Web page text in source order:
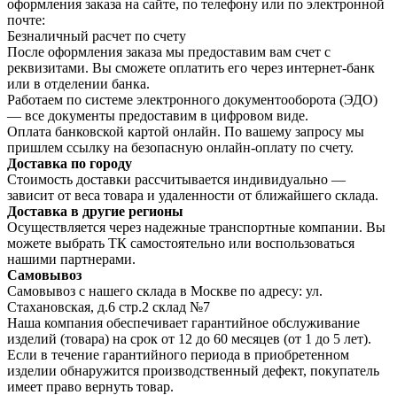
оформления заказа на сайте, по телефону или по электронной
почте:
Безналичный расчет по счету
После оформления заказа мы предоставим вам счет с
реквизитами. Вы сможете оплатить его через интернет-банк
или в отделении банка.
Работаем по системе электронного документооборота (ЭДО)
— все документы предоставим в цифровом виде.
Оплата банковской картой онлайн. По вашему запросу мы
пришлем ссылку на безопасную онлайн-оплату по счету.
Доставка по городу
Стоимость доставки рассчитывается индивидуально —
зависит от веса товара и удаленности от ближайшего склада.
Доставка в другие регионы
Осуществляется через надежные транспортные компании. Вы
можете выбрать ТК самостоятельно или воспользоваться
нашими партнерами.
Самовывоз
Самовывоз с нашего склада в Москве по адресу: ул.
Стахановская, д.6 стр.2 склад №7
Наша компания обеспечивает гарантийное обслуживание
изделий (товара) на срок от 12 до 60 месяцев (от 1 до 5 лет).
Если в течение гарантийного периода в приобретенном
изделии обнаружится производственный дефект, покупатель
имеет право вернуть товар.